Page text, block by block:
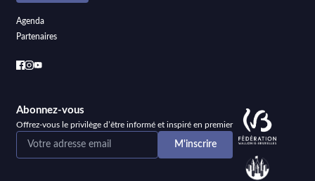
Agenda
Partenaires
Abonnez-vous
Offrez-vous le privilège d’être informé et inspiré en premier